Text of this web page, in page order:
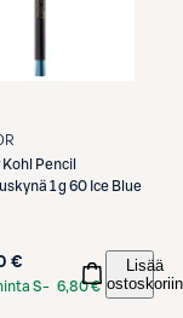
Kohl Pencil
1 g 60 Ice Blue
€
S- 6,80 €
Lisää
ostoskoriin